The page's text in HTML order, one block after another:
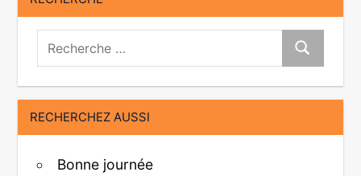
Recherche:
Recherche
RECHERCHEZ AUSSI
Bonne journée